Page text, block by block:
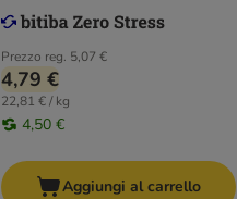
Prezzo reg. 5,07 €
4,79 €
22,81 € / kg
4,50 €
Aggiungi al carrello